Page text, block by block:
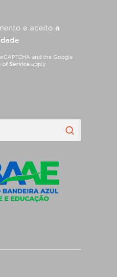
e aceito a
and the Google
of Service apply.